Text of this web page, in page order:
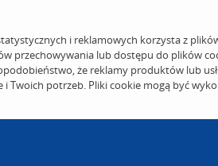
i reklamowych korzysta z
przechowywania lub dostępu do plików
że reklamy produktów lub
Twoich potrzeb. Pliki cookie mogą być